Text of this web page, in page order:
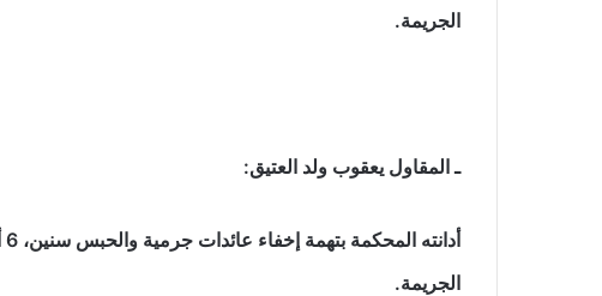
الجريمة.
ـ المقاول يعقوب ولد العتيق:
الجريمة.